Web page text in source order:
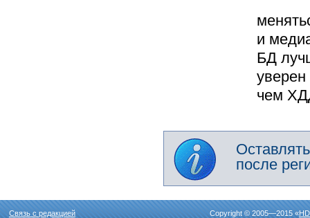
и
БД
уверен
чем
после
Связь с редакцией
Copyright © 2005—2015 «